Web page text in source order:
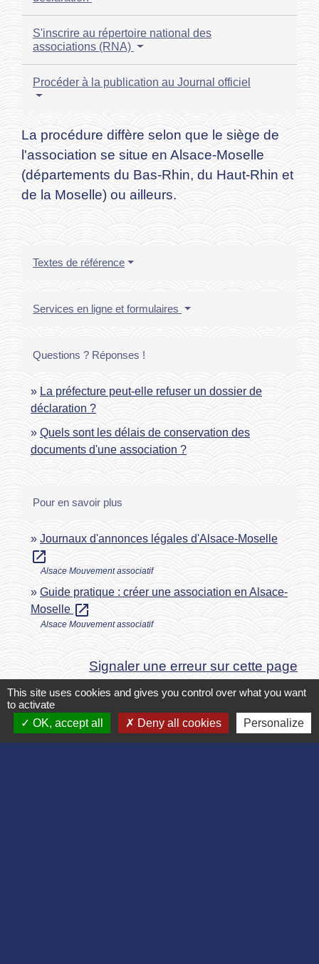
S'inscrire au répertoire national des
associations (RNA)
Procéder à la publication au Journal officiel
La procédure diffère selon que le siège de
l'association se situe en Alsace-Moselle
(départements du Bas-Rhin, du Haut-Rhin et
de la Moselle) ou ailleurs.
Textes de référence
Services en ligne et formulaires
Questions ? Réponses !
La préfecture peut-elle refuser un dossier de
déclaration ?
Quels sont les délais de conservation des
documents d'une association ?
Pour en savoir plus
Journaux d'annonces légales d'Alsace-Moselle
open_in_new
Alsace Mouvement associatif
Guide pratique : créer une association en Alsace-
Moselle open_in_new
Alsace Mouvement associatif
Signaler une erreur sur cette page
Contact
This site uses cookies and gives you control over what you want
to activate
OK, accept all
Deny all cookies Personalize